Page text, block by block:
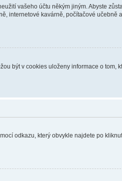
vašeho účtu někým jiným. Abyste
internetové kavárně, počítačové učebně
být v cookies uloženy informace o tom,
odkazu, který obvykle najdete po